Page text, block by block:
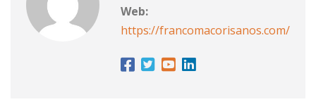
Web:
https://francomacorisanos.com/